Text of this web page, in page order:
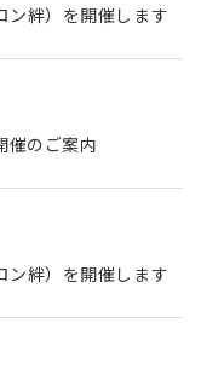
ン絆）を開催します
のご案内
ン絆）を開催します